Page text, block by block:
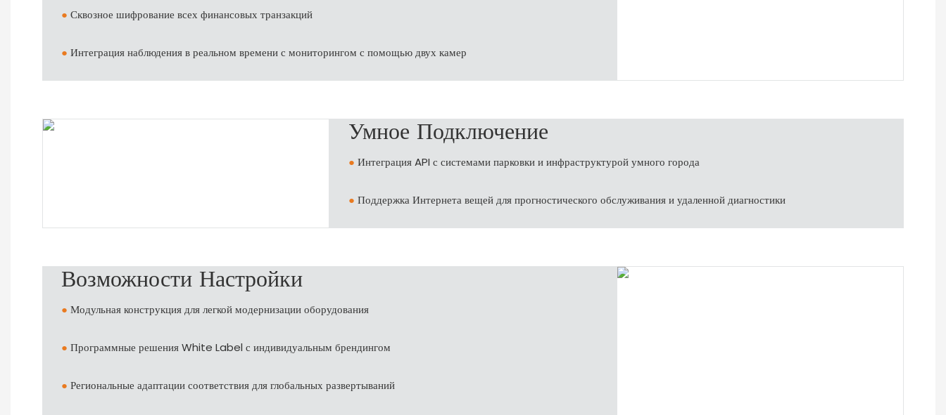
● Сквозное шифрование всех финансовых транзакций
● Интеграция наблюдения в реальном времени с мониторингом с помощью двух камер
Умное Подключение
● Интеграция API с системами парковки и инфраструктурой умного города
● Поддержка Интернета вещей для прогностического обслуживания и удаленной диагностики
Возможности Настройки
● Модульная конструкция для легкой модернизации оборудования
● Программные решения White Label с индивидуальным брендингом
● Региональные адаптации соответствия для глобальных развертываний